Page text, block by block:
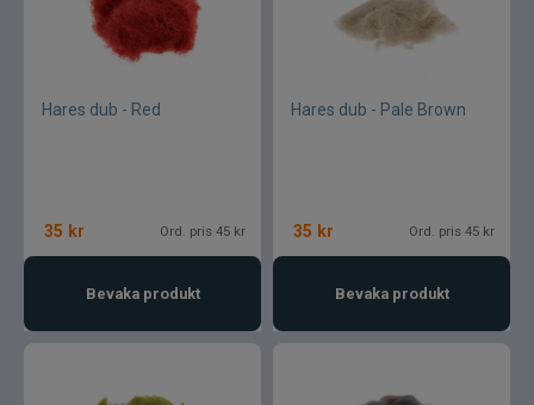
Hares dub - Red
35 kr Ord. pris 45 kr
Bevaka produkt
Hares dub - Pale Brown
35 kr Ord. pris 45 kr
Bevaka produkt